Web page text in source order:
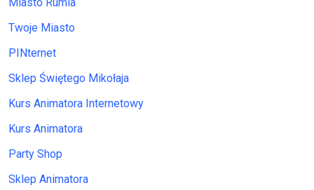
Twoje Miasto
PINternet
Sklep Świętego Mikołaja
Kurs Animatora Internetowy
Kurs Animatora
Party Shop
Sklep Animatora